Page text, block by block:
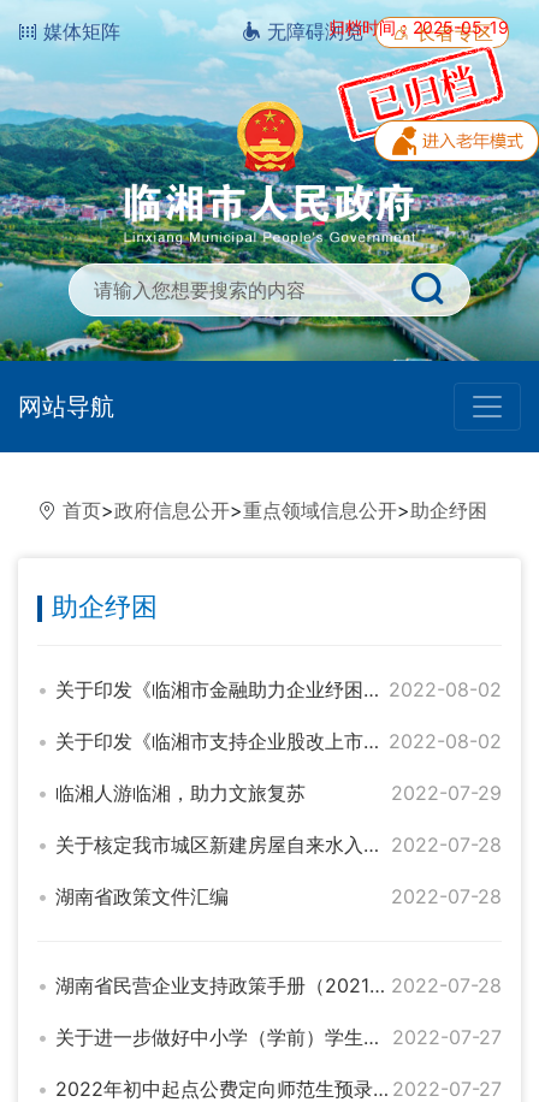
归档时间：2025-05-19
媒体矩阵 无障碍浏览 长者专区
网站导航
首页>政府信息公开>重点领域信息公开>助企纾困
助企纾困
关于印发《临湘市金融助力企业纾困解难、促进企业高质量发展实施方案》的通知 2022-08-02
关于印发《临湘市支持企业股改上市（挂牌）的若干措施》的通知 2022-08-02
临湘人游临湘，助力文旅复苏 2022-07-29
关于核定我市城区新建房屋自来水入户管网安装建设费的通知 2022-07-28
湖南省政策文件汇编 2022-07-28
湖南省民营企业支持政策手册（2021年）修改版 2022-07-28
关于进一步做好中小学（学前）学生资助工作的指导意见 2022-07-27
2022年初中起点公费定向师范生预录名单公示 2022-07-27